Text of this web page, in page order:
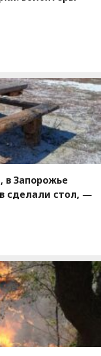
в Запорожье
сделали стол, —